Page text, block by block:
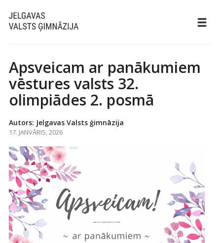
Apsveicam ar panākumiem
vēstures valsts 32.
olimpiādes 2. posmā
Autors: Jelgavas Valsts ģimnāzija
17. JANVĀRIS, 2026